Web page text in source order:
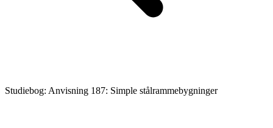
Studiebog: Anvisning 187: Simple stålrammebygninger